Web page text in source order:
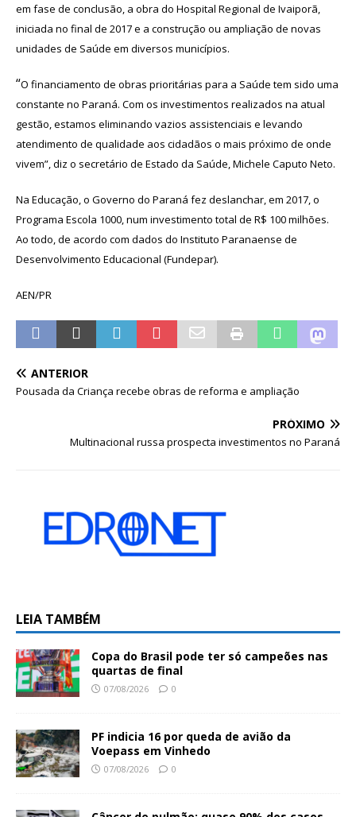
em fase de conclusão, a obra do Hospital Regional de Ivaiporã,
iniciada no final de 2017 e a construção ou ampliação de novas
unidades de Saúde em diversos municípios.
“O financiamento de obras prioritárias para a Saúde tem sido uma
constante no Paraná. Com os investimentos realizados na atual
gestão, estamos eliminando vazios assistenciais e levando
atendimento de qualidade aos cidadãos o mais próximo de onde
vivem”, diz o secretário de Estado da Saúde, Michele Caputo Neto.
Na Educação, o Governo do Paraná fez deslanchar, em 2017, o
Programa Escola 1000, num investimento total de R$ 100 milhões.
Ao todo, de acordo com dados do Instituto Paranaense de
Desenvolvimento Educacional (Fundepar).
AEN/PR
ANTERIOR
Pousada da Criança recebe obras de reforma e ampliação
PRÓXIMO
Multinacional russa prospecta investimentos no Paraná
LEIA TAMBÉM
Copa do Brasil pode ter só campeões nas
quartas de final
07/08/2026 0
PF indicia 16 por queda de avião da
Voepass em Vinhedo
07/08/2026 0